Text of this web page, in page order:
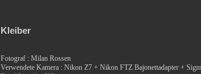
Kleiber
Fotograf : Milan Rossen
Verwendete Kamera : Nikon Z7 + Nikon FTZ Bajonettadapter +